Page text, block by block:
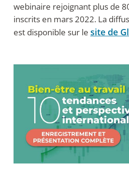
webinaire rejoignant plus de
inscrits en mars 2022. La
est disponible sur le site de